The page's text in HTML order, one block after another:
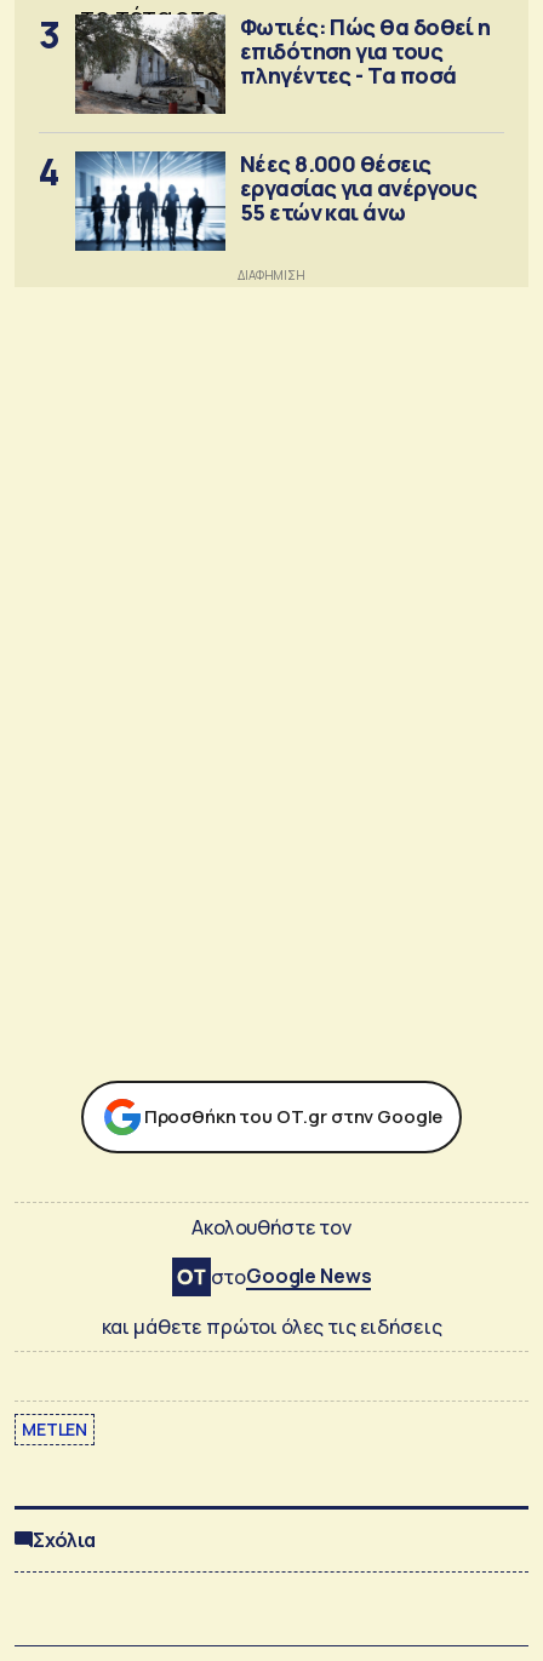
3
Φωτιές: Πώς θα δοθεί η
επιδότηση για τους
πληγέντες - Τα ποσά
4
Νέες 8.000 θέσεις
εργασίας για ανέργους
55 ετών και άνω
Προσθήκη του ΟΤ.gr στην Google
Ακολουθήστε τον
στοGoogle News
και μάθετε πρώτοι όλες τις ειδήσεις
METLEN
Σχόλια